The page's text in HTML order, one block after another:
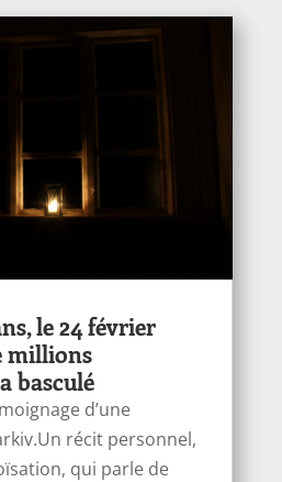
le 24 février
millions
basculé
d’une
récit personnel,
qui parle de